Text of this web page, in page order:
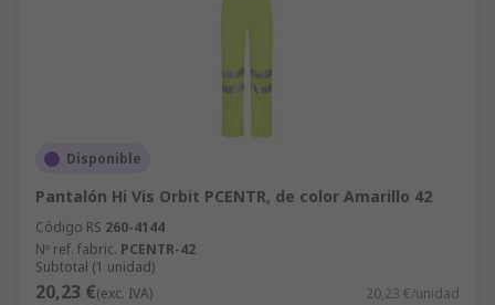
Disponible
Pantalón Hi Vis Orbit PCENTR, de color Amarillo 42
Código RS 260-4144
Nº ref. fabric. PCENTR-42
Subtotal (1 unidad)
20,23 €(exc. IVA) 20,23 €/unidad